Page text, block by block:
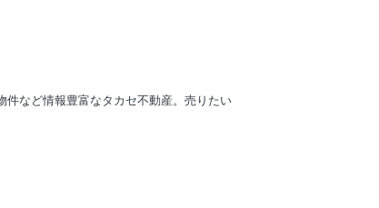
件など情報豊富なタカセ不動産。売りたい